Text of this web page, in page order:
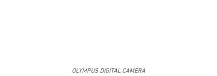
OLYMPUS DIGITAL CAMERA